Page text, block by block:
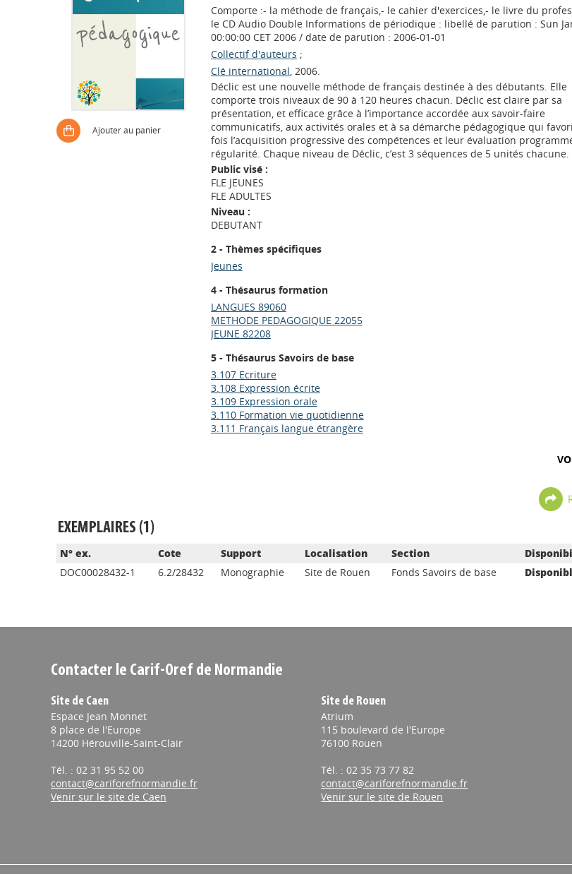
Ajouter au panier
Comporte :- la méthode de français,- le cahier d'exercices,- le livre du
le CD Audio Double Informations de périodique : libellé de parution : Sun
00:00:00 CET 2006 / date de parution : 2006-01-01
Collectif d'auteurs ;
Clé international, 2006.
Déclic est une nouvelle méthode de français destinée à des débutants. Elle
comporte trois niveaux de 90 à 120 heures chacun. Déclic est claire par sa
présentation, et efficace grâce à l’importance accordée aux savoir-faire
communicatifs, aux activités orales et à sa démarche pédagogique qui
fois l’acquisition progressive des compétences et leur évaluation
régularité. Chaque niveau de Déclic, c’est 3 séquences de 5 unités chacune.
Public visé :
FLE JEUNES
FLE ADULTES
Niveau :
DEBUTANT
2 - Thèmes spécifiques
Jeunes
4 - Thésaurus formation
LANGUES 89060
METHODE PEDAGOGIQUE 22055
JEUNE 82208
5 - Thésaurus Savoirs de base
3.107 Ecriture
3.108 Expression écrite
3.109 Expression orale
3.110 Formation vie quotidienne
3.111 Français langue étrangère
EXEMPLAIRES (1)
N° ex. Cote Support Localisation Section
DOC00028432-1
6.2/28432 Monographie Site de Rouen Fonds Savoirs de base
Contacter le Carif-Oref de Normandie
Site de Caen
Espace Jean Monnet
8 place de l'Europe
14200 Hérouville-Saint-Clair
Tél. : 02 31 95 52 00
contact@cariforefnormandie.fr
Venir sur le site de Caen
Site de Rouen
Atrium
115 boulevard de l'Europe
76100 Rouen
Tél. : 02 35 73 77 82
contact@cariforefnormandie.fr
Venir sur le site de Rouen